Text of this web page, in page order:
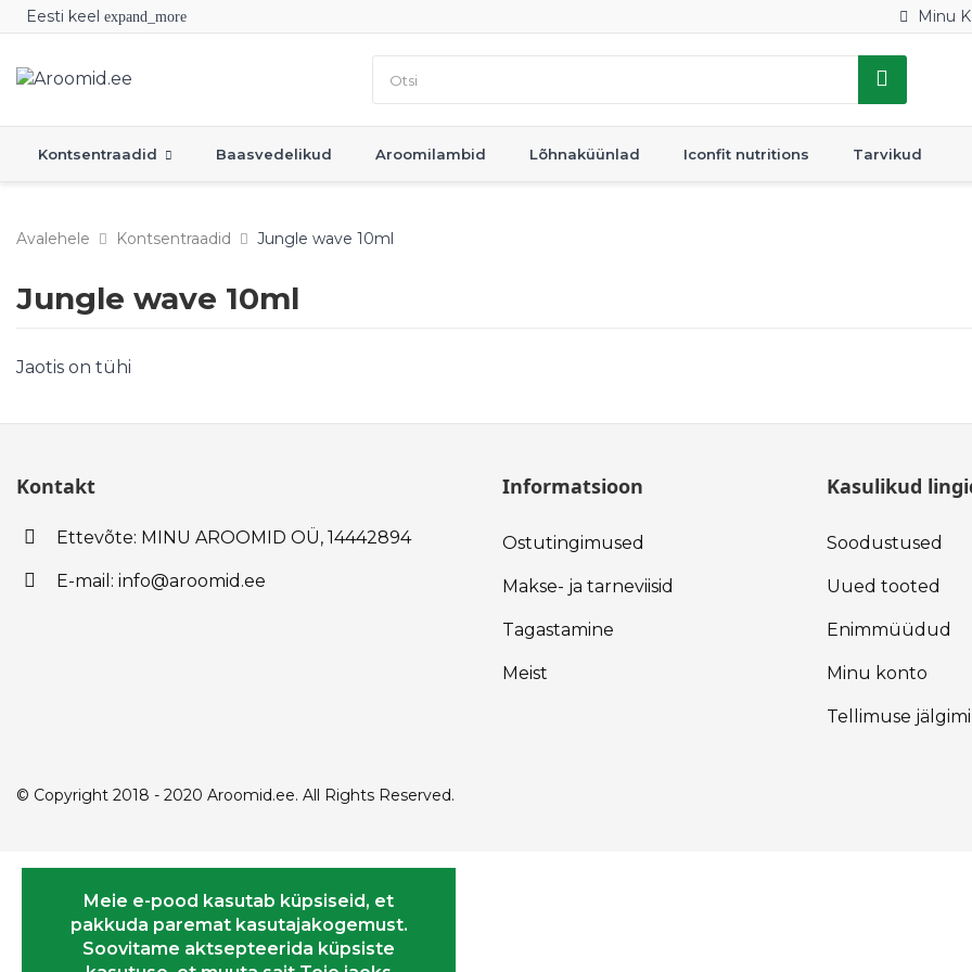
Eesti keel expand_more Minu
Kontsentraadid Baasvedelikud Aroomilambid Lõhnaküünlad Iconfit nutritions Tarvikud
Avalehele Kontsentraadid Jungle wave 10ml
Jungle wave 10ml
Jaotis on tühi
Kontakt
Ettevõte: MINU AROOMID OÜ, 14442894
E-mail: info@aroomid.ee
Meie e-pood kasutab küpsiseid, et
pakkuda paremat kasutajakogemust.
Soovitame aktsepteerida küpsiste
Informatsioon
Ostutingimused
Makse- ja tarneviisid
Tagastamine
Meist
Kasulikud
Soodustused
Uued tooted
Enimmüüdud
Minu konto
Tellimuse
© Copyright 2018 - 2020 Aroomid.ee. All Rights Reserved.